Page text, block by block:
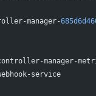
manager-
manager-
webhook-